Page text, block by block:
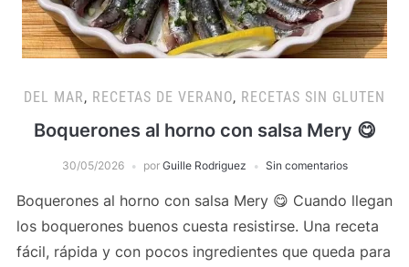
DEL MAR, RECETAS DE VERANO, RECETAS SIN GLUTEN
Boquerones al horno con salsa Mery 😋
30/05/2026 por Guille Rodriguez Sin comentarios
Boquerones al horno con salsa Mery 😋 Cuando llegan
los boquerones buenos cuesta resistirse. Una receta
fácil, rápida y con pocos ingredientes que queda para